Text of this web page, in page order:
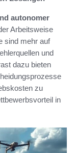
autonomer
Arbeitsweise
sind mehr auf
und
dazu bieten
zu
in